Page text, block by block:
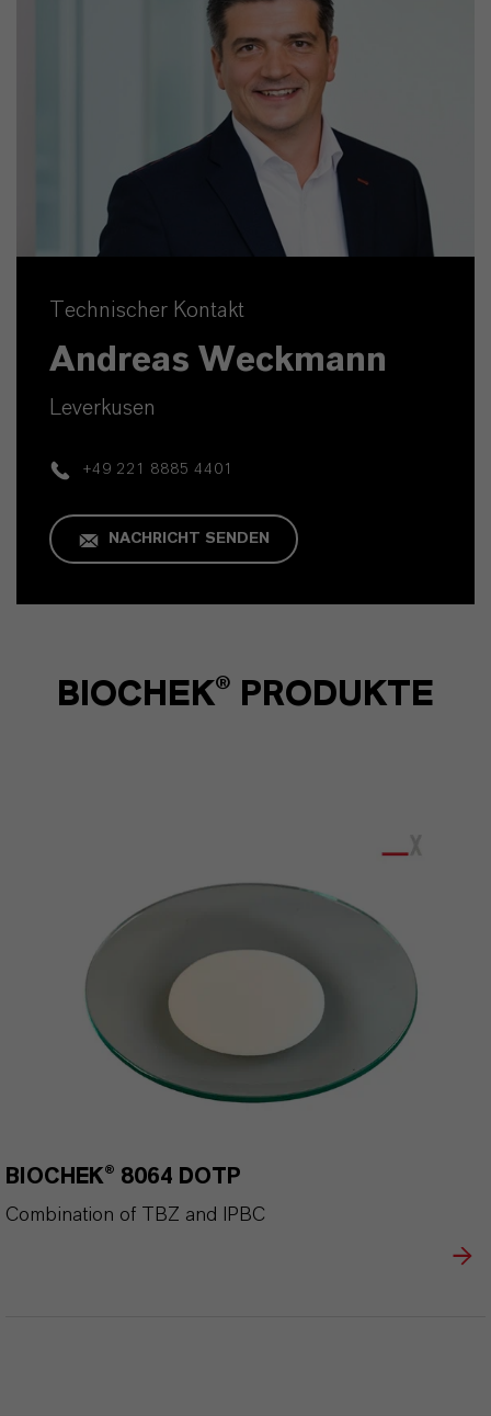
Technischer Kontakt
Andreas Weckmann
Leverkusen
+49 221 8885 4401
NACHRICHT SENDEN
BIOCHEK® PRODUKTE
BIOCHEK® 8064 DOTP
Combination of TBZ and IPBC